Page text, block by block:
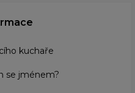
kuchaře
se jménem?